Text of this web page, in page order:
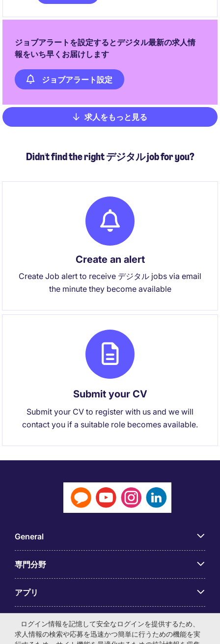
ジョブアラートを設定するとデジタル最新の求人情
報をいち早くお届けします
ジョブアラート設定
Pagination
求人をもっと見る
Didn't find the right デジタル job for you?
Create an alert
Create Job alert to receive デジタル jobs via email
the minute they become available
Submit your CV
Submit your CV to register with us and we will
contact you if a suitable role becomes available.
General
専門分野
アプリ
Employer Centre
ログイン情報を記憶して安全なログインを提供するため、
求人情報の検索や応募を迅速かつ簡単に行うための機能を実